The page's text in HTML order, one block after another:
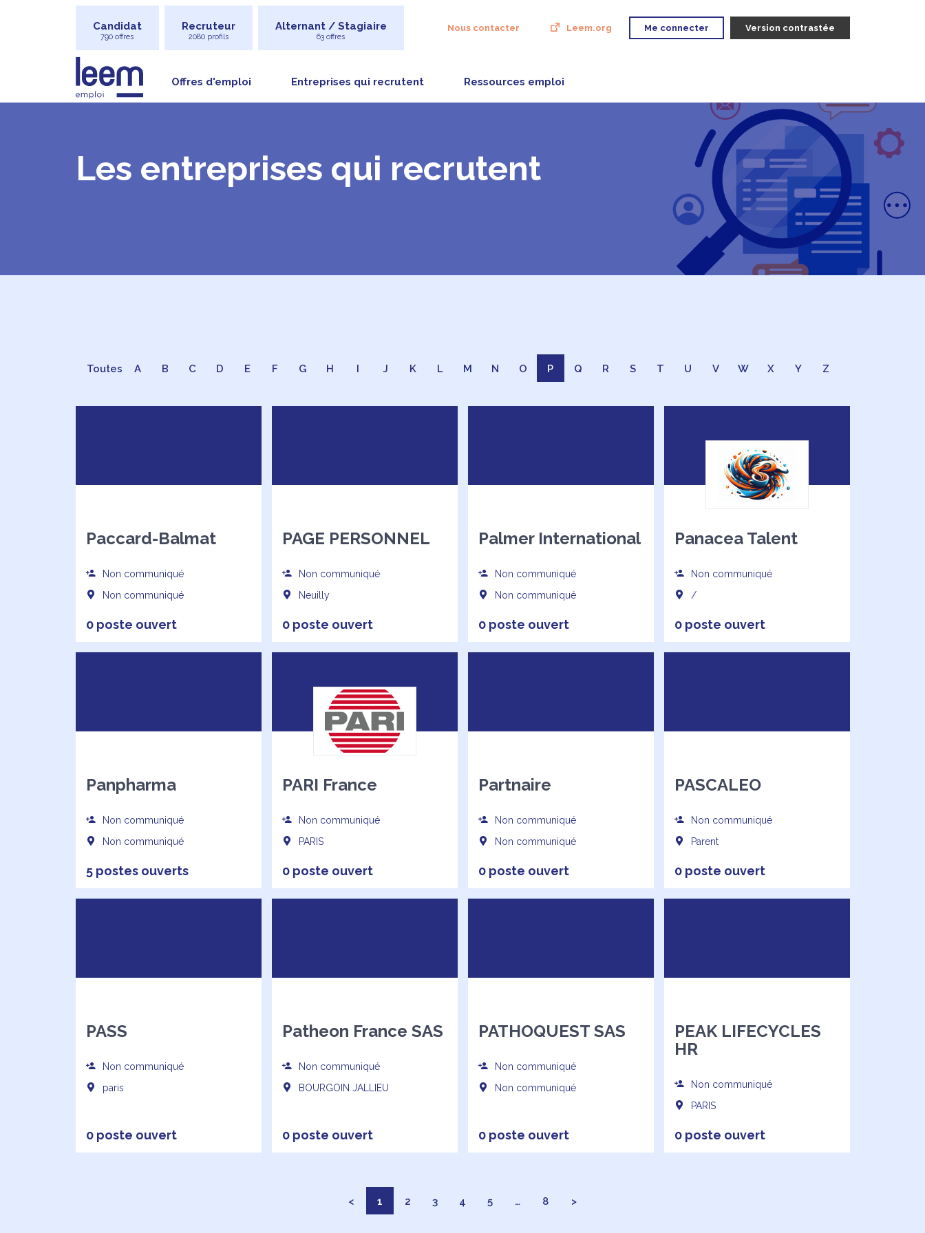
Candidat
790 offres
Recruteur
2080 profils
Alternant / Stagiaire
63 offres
Nous contacter Leem.org Me connecter Version contrastée
Offres d'emploi Entreprises qui recrutent Ressources emploi
Les entreprises qui recrutent
Toutes A B C D E F G H I J K L M N O P Q R S T U V W X Y Z
Paccard-Balmat
Non communiqué
Non communiqué
0 poste ouvert
PAGE PERSONNEL
Non communiqué
Neuilly
0 poste ouvert
Palmer International
Non communiqué
Non communiqué
0 poste ouvert
Panacea Talent
Non communiqué
/
0 poste ouvert
Panpharma
Non communiqué
Non communiqué
5 postes ouverts
PARI France
Non communiqué
PARIS
0 poste ouvert
Partnaire
Non communiqué
Non communiqué
0 poste ouvert
PASCALEO
Non communiqué
Parent
0 poste ouvert
PASS
Non communiqué
paris
0 poste ouvert
Patheon France SAS
Non communiqué
BOURGOIN JALLIEU
0 poste ouvert
PATHOQUEST SAS
Non communiqué
Non communiqué
0 poste ouvert
PEAK LIFECYCLES
HR
Non communiqué
PARIS
0 poste ouvert
< 1 2 3 4 5 … 8 >